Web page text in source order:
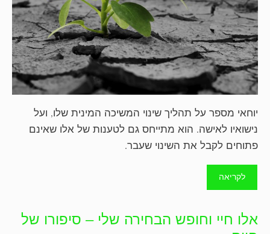
יוחאי מספר על תהליך שינוי המשיכה המינית שלו, ועל
נישואיו לאישה. הוא מתייחס גם לטענות של אלו שאינם
פתוחים לקבל את השינוי שעבר.
לקריאה
אלו חיי וחופש הבחירה שלי – סיפורו של